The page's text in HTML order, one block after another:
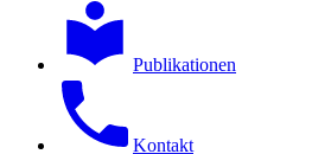
Publikationen
Kontakt